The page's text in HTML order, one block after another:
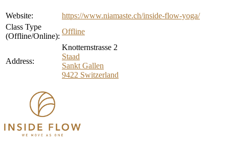
Website:
https://www.niamaste.ch/inside-flow-yoga/
Class Type
(Offline/Online):
Offline
Address:
Knotternstrasse 2
Staad
Sankt Gallen
9422 Switzerland